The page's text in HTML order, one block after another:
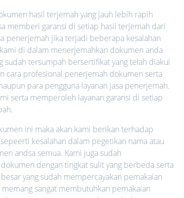
hasil terjemah yang jauh lebih rapih
memberi garansi di setiap hasil terjemah dari
penerjemah jika terjadi beberapa kesalahan
di dalam menerjemahkan dokumen anda
sudah tersumpah bersertifikat yang telah diakui
cara profesional penerjemah dokumen serta
para pengguna layanan jasa penerjemah.
serta memperoleh layanan garansi di setiap
ini maka akan kami berikan terhadap
kesalahan dalam pegetikan nama atau
andsa semua. Kami juga sudah
dengan tingkat sulit yang berbeda serta
yang sudah mempercayakan pemakaian
sangat membutuhkan pemakaian